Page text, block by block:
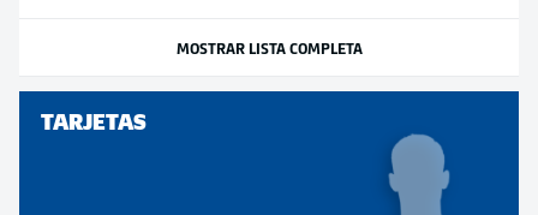
MOSTRAR LISTA COMPLETA
TARJETAS